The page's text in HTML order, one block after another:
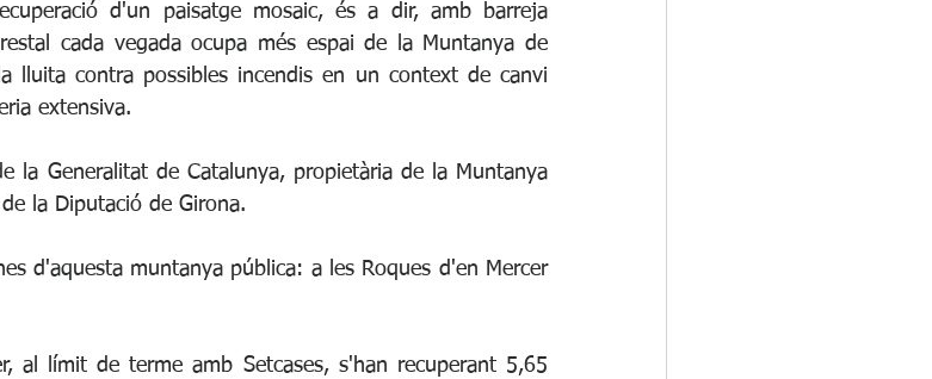
d'un paisatge mosaic, és a dir, amb barreja
cada vegada ocupa més espai de la Muntanya de
lluita contra possibles incendis en un context de canvi
extensiva.
la Generalitat de Catalunya, propietària de la Muntanya
la Diputació de Girona.
d'aquesta muntanya pública: a les Roques d'en Mercer
al límit de terme amb Setcases, s'han recuperant 5,65